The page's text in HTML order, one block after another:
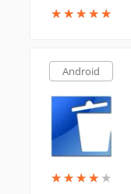
★★★★★
★★★★★
Android
★★★★ ★
★★★★ ★